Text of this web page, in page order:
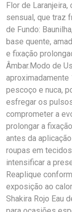
Flor de
sensual, que traz
de Fundo:
base quente,
e fixação
Âmbar.Modo de
aproximadamente
pescoço e nuca,
esfregar os
comprometer a
prolongar a
antes da
roupas em
intensificar a
Reaplique
exposição ao
Shakira Rojo Eau